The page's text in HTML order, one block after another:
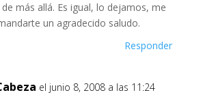
más allá. Es igual, lo dejamos, me
un agradecido saludo.
Responder
el junio 8, 2008 a las 11:24